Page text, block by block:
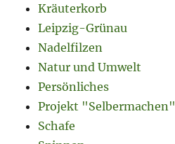
Kräuterkorb
Leipzig-Grünau
Nadelfilzen
Natur und Umwelt
Persönliches
Projekt "Selbermachen"
Schafe